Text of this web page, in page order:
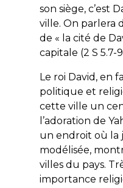
son siège, c’est
ville. On parlera
de « la cité de
capitale (2 S 5.7-
Le roi David, en
politique et
cette ville un
l’adoration de
un endroit où la
modélisée,
villes du pays.
importance